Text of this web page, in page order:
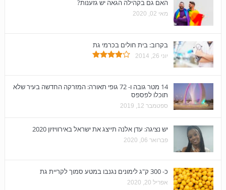
האם גם בקהילה הגאה יש גזענות?
מאי 02, 2020
בקרוב: בית חולים בכרמי גת
יוני 26, 2014
14 מטר גובה ו- 72 גופי תאורה: המזרקה החדשה בעיר שלא
תוכלו לפספס
ספטמבר 12, 2019
יש נציגה: עדן אלנה תייצג את ישראל באירוויזיון 2020
פברואר 06, 2020
כ- 300 ק"ג לימונים נגנבו במטע סמוך לקריית גת
אפריל 20, 2020